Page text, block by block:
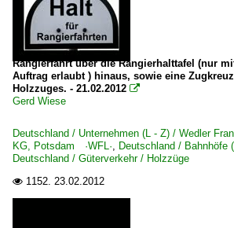
Rangierfahrt über die Rangierhalttafel (nur
Auftrag erlaubt ) hinaus, sowie eine
Holzzuges. - 21.02.2012 
Gerd Wiese
Deutschland / Unternehmen (L - Z) / Wedler
KG, Potsdam ·WFL·, Deutschland / Bahnhöfe
Deutschland / Güterverkehr / Holzzüge
 1152. 23.02.2012